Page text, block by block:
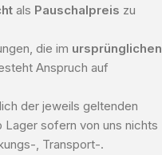
als Pauschalpreis zu
die im ursprünglichen
Anspruch auf
der jeweils geltenden
Lager sofern von uns nichts
, Transport-.